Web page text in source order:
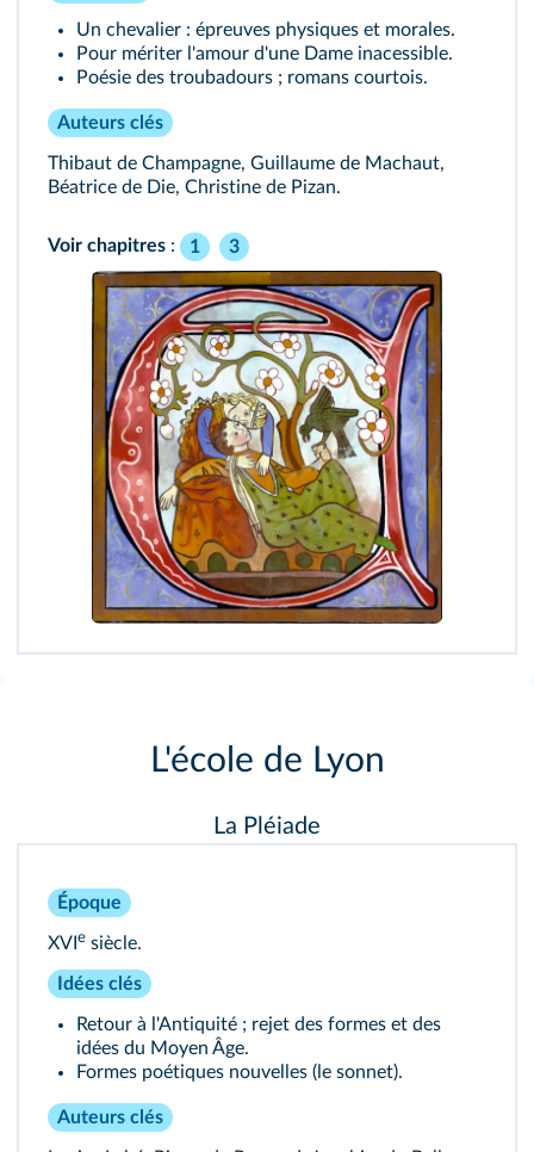
Un chevalier : épreuves physiques et morales.
Pour mériter l'amour d'une Dame inacessible.
Poésie des troubadours ; romans courtois.
Auteurs clés
Thibaut de Champagne, Guillaume de Machaut,
Béatrice de Die, Christine de Pizan.
Voir chapitres : 1 3
L'école de Lyon
La Pléiade
Époque
XVIe siècle.
Idées clés
Retour à l'Antiquité ; rejet des formes et des
idées du Moyen Âge.
Formes poétiques nouvelles (le sonnet).
Auteurs clés